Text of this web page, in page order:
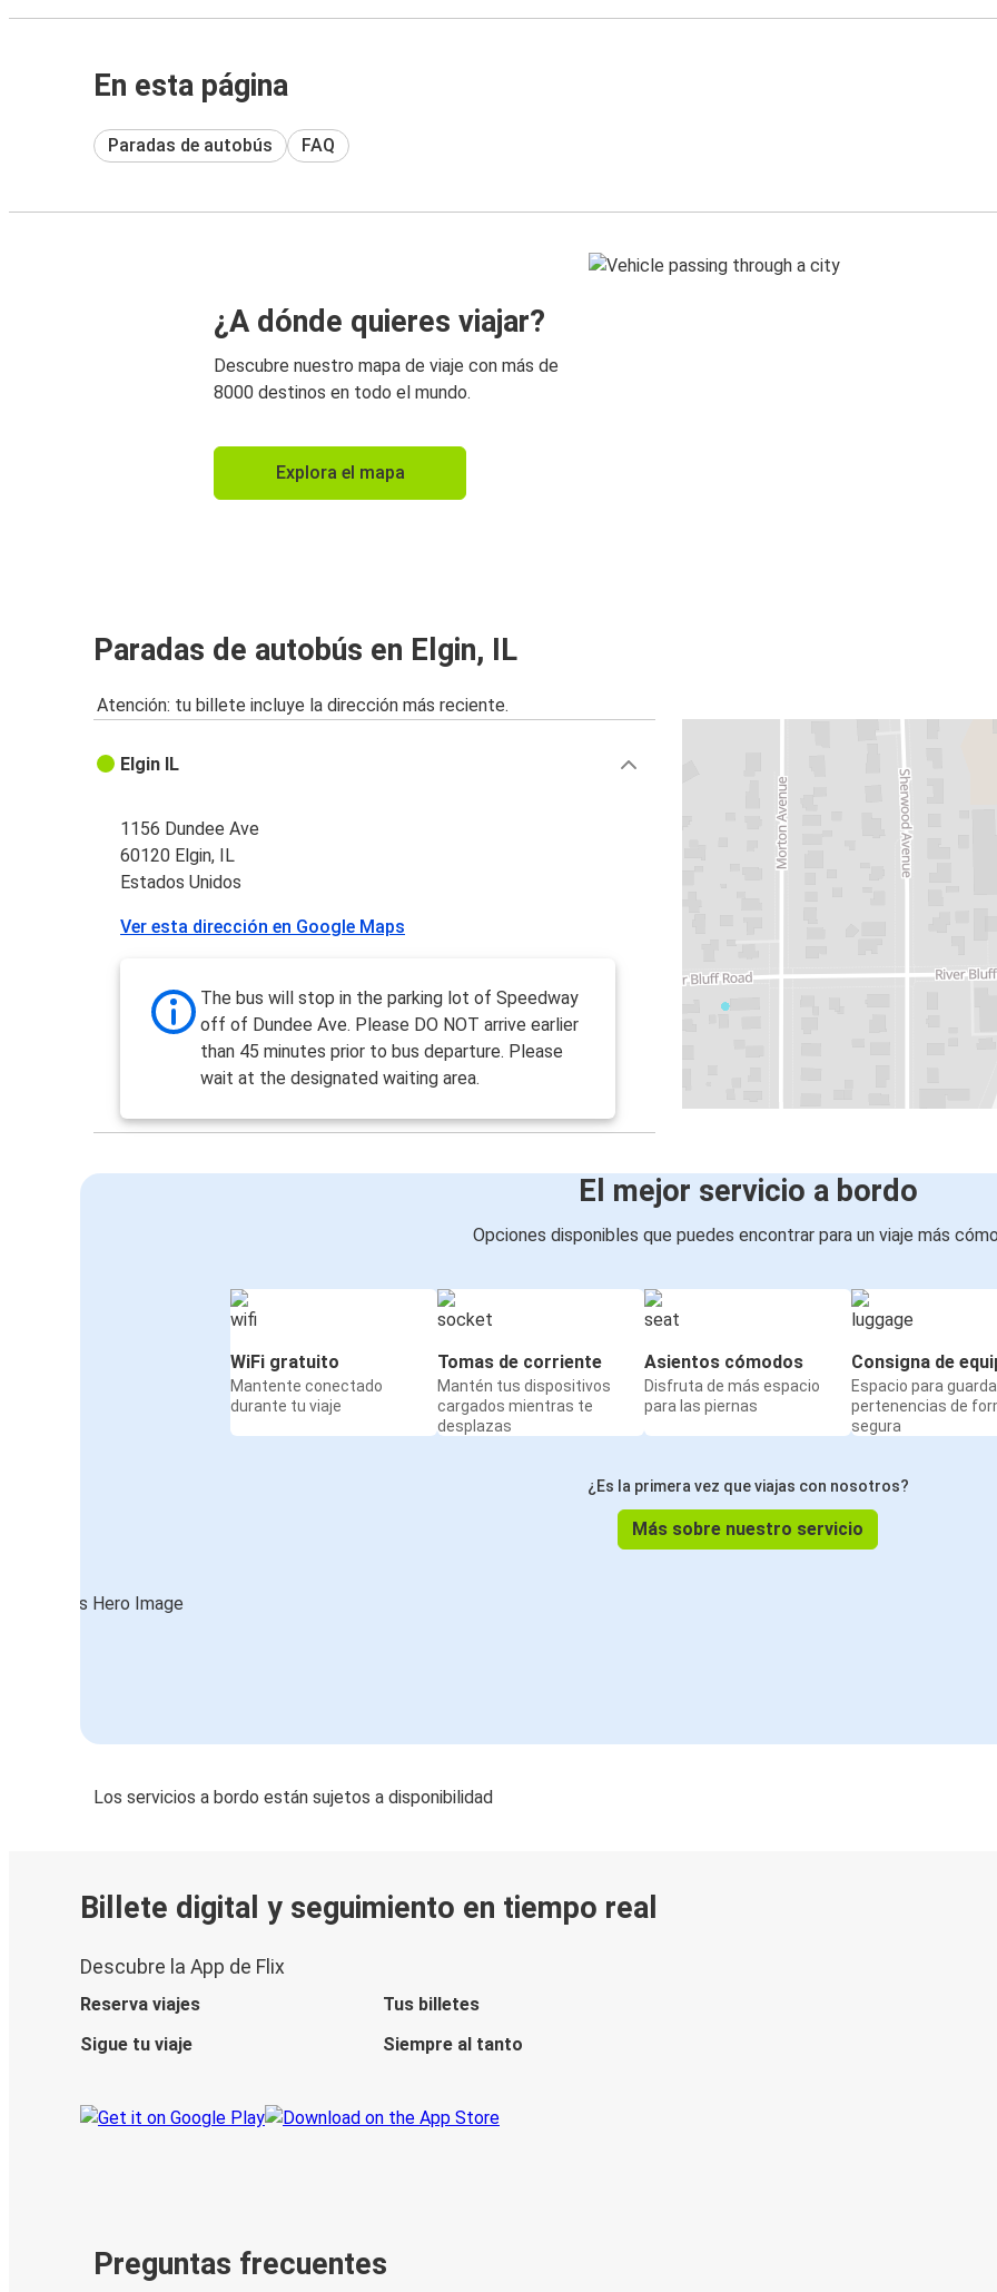
En esta página
Paradas de autobús FAQ
¿A dónde quieres viajar?
Descubre nuestro mapa de viaje con más de
8000 destinos en todo el mundo.
Explora el mapa
Paradas de autobús en Elgin, IL
Atención: tu billete incluye la dirección más reciente.
Elgin IL
1156 Dundee Ave
60120 Elgin, IL
Estados Unidos
Ver esta dirección en Google Maps
The bus will stop in the parking lot of Speedway
off of Dundee Ave. Please DO NOT arrive earlier
than 45 minutes prior to bus departure. Please
wait at the designated waiting area.
El mejor servicio a bordo
Opciones disponibles que puedes encontrar para un viaje más
WiFi gratuito
Mantente conectado
durante tu viaje
Tomas de corriente
Mantén tus dispositivos
cargados mientras te
desplazas
Asientos cómodos
Disfruta de más espacio
para las piernas
Consigna de
Espacio para
pertenencias de
segura
¿Es la primera vez que viajas con nosotros?
Más sobre nuestro servicio
Los servicios a bordo están sujetos a disponibilidad
Billete digital y seguimiento en tiempo real
Descubre la App de Flix
Reserva viajes
Tus billetes
Sigue tu viaje
Siempre al tanto
Preguntas frecuentes